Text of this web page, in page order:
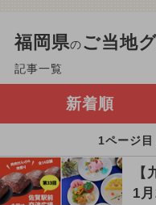
福岡県のご当地
記事一覧
新着順
1ページ
1